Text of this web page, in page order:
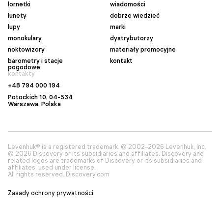
lornetki
lunety
lupy
monokulary
noktowizory
barometry i stacje
pogodowe
wiadomości
dobrze wiedzieć
marki
dystrybutorzy
materiały promocyjne
kontakt
kontakty
+48 794 000 194
Potockich 10, 04-534
Warszawa, Polska
Levenhuk® is a registered trademark. © 2002–2026 Levenhuk, Inc.
© 2026 Discovery or its subsidiaries and affiliates. Discovery and
related logos are trademarks of Discovery or its subsidiaries and
affiliates, used under license.
All rights reserved. Discovery.com
Zasady ochrony prywatności